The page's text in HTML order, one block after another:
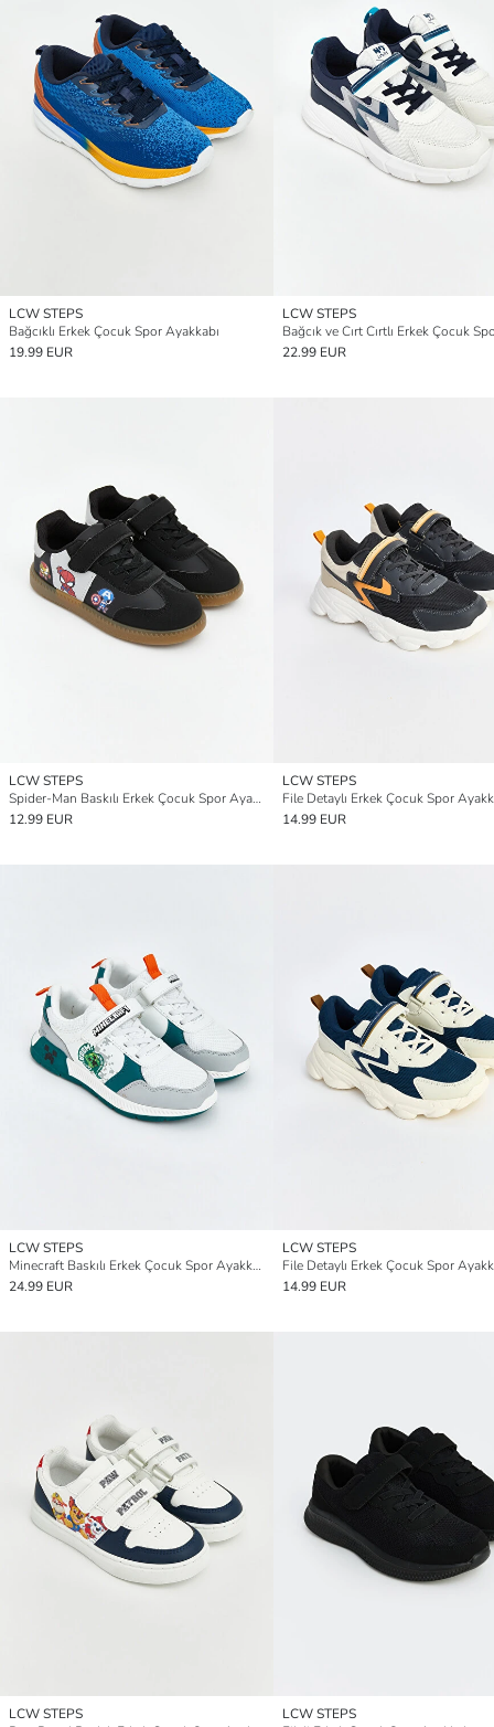
LCW STEPS
Bağcıklı Erkek Çocuk Spor Ayakkabı
19.99 EUR
LCW STEPS
22.99 EUR
LCW STEPS
Spider-Man Baskılı Erkek Çocuk Spor Ayakkabı
12.99 EUR
LCW STEPS
File Detaylı Erkek Çocuk Spor
14.99 EUR
LCW STEPS
Minecraft Baskılı Erkek Çocuk Spor Ayakkabı
24.99 EUR
LCW STEPS
File Detaylı Erkek Çocuk Spor
14.99 EUR
LCW STEPS
LCW STEPS